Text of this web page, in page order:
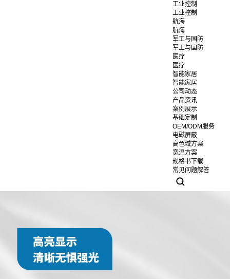
工业控制
工业控制
航海
航海
军工与国防
军工与国防
医疗
医疗
智能家居
智能家居
公司动态
产品资讯
案例展示
基础定制
OEM/ODM服务
电磁屏蔽
高色域方案
宽温方案
规格书下载
常见问题解答